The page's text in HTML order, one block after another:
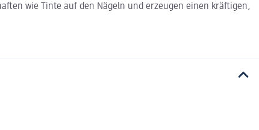
wie Tinte auf den Nägeln und erzeugen einen kräftigen,